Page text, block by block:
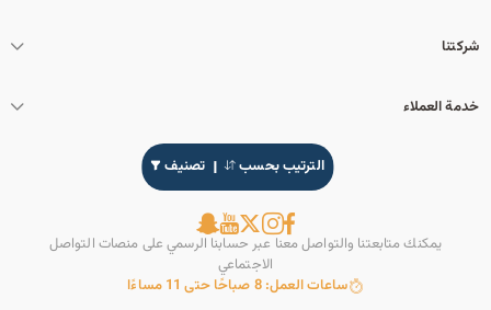
الترتيب بحسب تصنيف
شركتنا
خدمة العملاء
يمكنك متابعتنا والتواصل معنا عبر حسابنا الرسمي على منصات التواصل
الاجتماعي
ساعات العمل: 8 صباحًا حتى 11 مساءًا